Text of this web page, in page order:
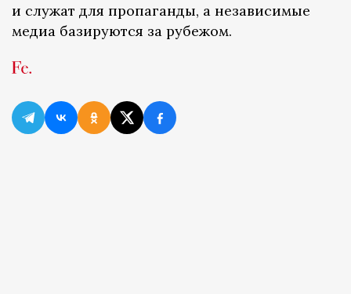
и служат для пропаганды, а независимые
медиа базируются за рубежом.